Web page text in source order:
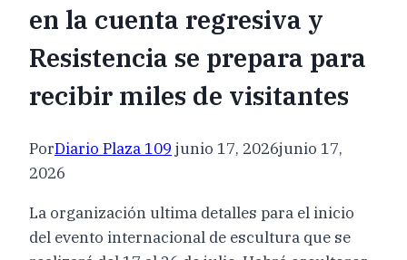
en la cuenta regresiva y
Resistencia se prepara para
recibir miles de visitantes
PorDiario Plaza 109 junio 17, 2026junio 17,
2026
La organización ultima detalles para el inicio
del evento internacional de escultura que se